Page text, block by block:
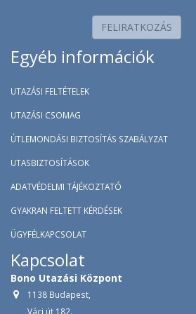
Colonnade ATLASZ - ALAP
kategória - Prémium csoportos biztosítás
Életkortól függetlenül köthető.
FELIRATKOZÁS
Egyéb információk
UTAZÁSI FELTÉTELEK
UTAZÁSI CSOMAG
ÚTLEMONDÁSI BIZTOSÍTÁS SZABÁLYZAT
UTASBIZTOSÍTÁSOK
ADATVÉDELMI TÁJÉKOZTATÓ
GYAKRAN FELTETT KÉRDÉSEK
ÜGYFÉLKAPCSOLAT
Kapcsolat
Bono Utazási Központ
1138 Budapest,
Váci út 182.